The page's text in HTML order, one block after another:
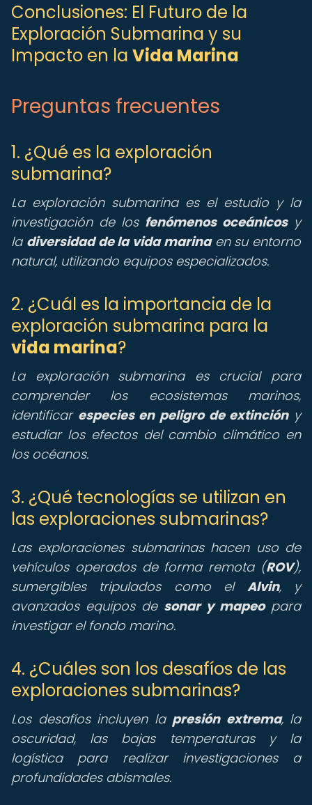
Conclusiones: El Futuro de la
Exploración Submarina y su
Impacto en la Vida Marina
Preguntas frecuentes
1. ¿Qué es la exploración
submarina?
La exploración submarina es el estudio y la
investigación de los fenómenos oceánicosy
la diversidad de la vida marinaen su entorno
natural, utilizando equipos especializados.
2. ¿Cuál es la importancia de la
exploración submarina para la
vida marina?
La exploración submarina es crucial para
comprender los ecosistemas marinos,
identificar especies en peligro de extincióny
estudiar los efectos del cambio climático en
los océanos.
3. ¿Qué tecnologías se utilizan en
las exploraciones submarinas?
Las exploraciones submarinas hacen uso de
vehículos operados de forma remota (ROV),
sumergibles tripulados como el Alvin, y
avanzados equipos de sonar y mapeopara
investigar el fondo marino.
4. ¿Cuáles son los desafíos de las
exploraciones submarinas?
Los desafíos incluyen la presión extrema, la
oscuridad, las bajas temperaturas y la
logística para realizar investigaciones a
profundidades abismales.